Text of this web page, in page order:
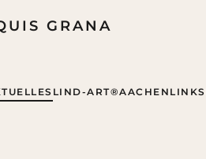
GRANA
LIND-ART®AACHEN LINKS